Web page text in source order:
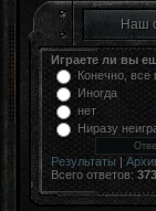
Наш
Играете ли вы
Конечно, все
Иногда
нет
Ниразу
Результаты |
Всего ответов: 373